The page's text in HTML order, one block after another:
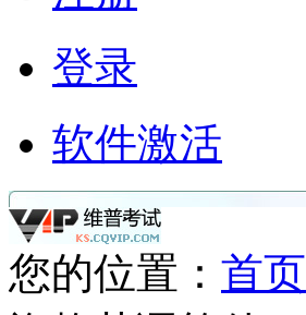
登录
软件激活
您的位置： 首页